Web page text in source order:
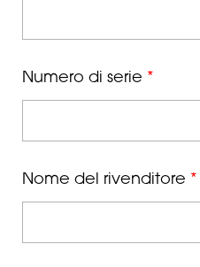
Numero di serie *
Nome del rivenditore *